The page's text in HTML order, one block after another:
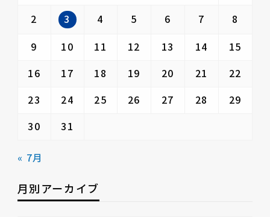
2
3 4 5 6 7
8
9
10 11 12 13 14
15
16
17 18 19 20 21
22
23
24 25 26 27 28
29
30
31
« 7月
月別アーカイブ